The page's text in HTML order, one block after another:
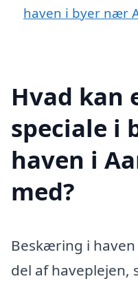
haven i byer nær
Hvad kan
speciale i
haven i
med?
Beskæring i
del af haveplejen,